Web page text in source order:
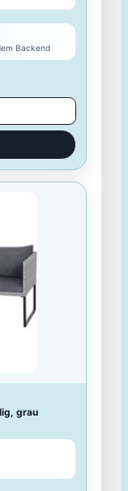
(3-türig, 3
120 x 81 cm)""
aus dem Backend